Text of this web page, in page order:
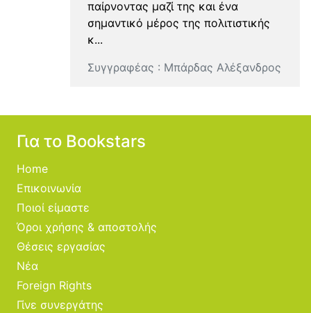
παίρνοντας μαζί της και ένα
σημαντικό μέρος της πολιτιστικής
κ...
Συγγραφέας : Μπάρδας Αλέξανδρος
Για το Bookstars
Home
Επικοινωνία
Ποιοί είμαστε
Όροι χρήσης & αποστολής
Θέσεις εργασίας
Νέα
Foreign Rights
Γίνε συνεργάτης